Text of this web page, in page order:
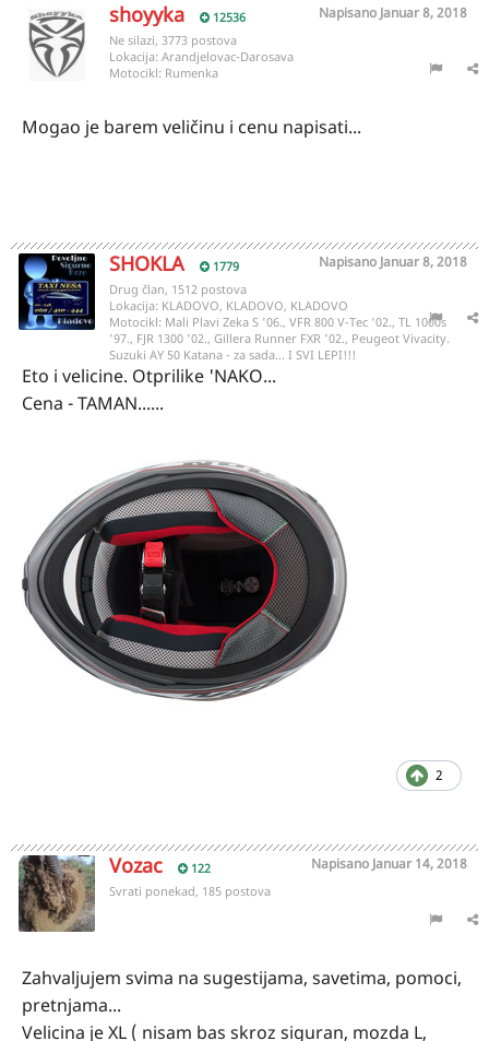
shoyyka 12536 Napisano Januar 8, 2018
Ne silazi, 3773 postova
Lokacija: Arandjelovac-Darosava
Motocikl: Rumenka
Mogao je barem veličinu i cenu napisati...
SHOKLA 1779 Napisano Januar 8, 2018
Drug član, 1512 postova
Lokacija: KLADOVO, KLADOVO, KLADOVO
Motocikl: Mali Plavi Zeka S '06., VFR 800 V-Tec '02., TL 1000s
'97., FJR 1300 '02., Gillera Runner FXR '02., Peugeot Vivacity.
Suzuki AY 50 Katana - za sada... I SVI LEPI!!!
Eto i velicine. Otprilike 'NAKO...
Cena - TAMAN......
2
Vozac 122 Napisano Januar 14, 2018
Svrati ponekad, 185 postova
Zahvaljujem svima na sugestijama, savetima, pomoci,
pretnjama...
Velicina je XL ( nisam bas skroz siguran, mozda L,